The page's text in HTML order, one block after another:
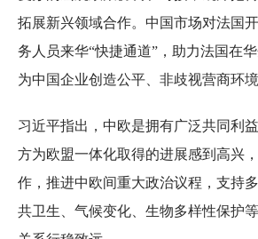
拓展新兴领域合作。中国市场对法国
务人员来华“快捷通道”，助力法国在
为中国企业创造公平、非歧视营商环境
习近平指出，中欧是拥有广泛共同利
方为欧盟一体化取得的进展感到高兴
作，推进中欧间重大政治议程，支持
共卫生、气候变化、生物多样性保护